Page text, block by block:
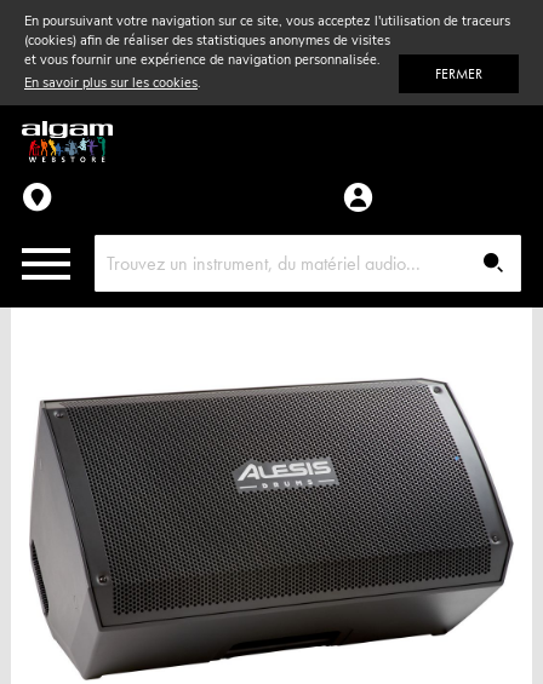
En poursuivant votre navigation sur ce site, vous acceptez l'utilisation de traceurs
(cookies) afin de réaliser des statistiques anonymes de visites
et vous fournir une expérience de navigation personnalisée.
En savoir plus sur les cookies. FERMER
Vent& Violon
Accessoires
Pièces détachées